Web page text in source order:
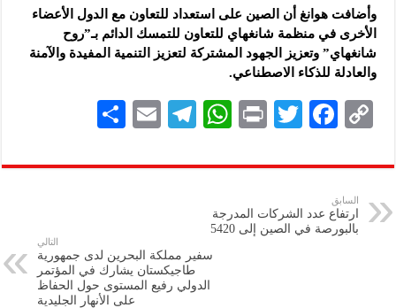
وأضافت هوانغ أن الصين على استعداد للتعاون مع الدول الأعضاء
الأخرى في منظمة شانغهاي للتعاون للتمسك الدائم بـ”روح
شانغهاي” وتعزيز الجهود المشتركة لتعزيز التنمية المفيدة والآمنة
والعادلة للذكاء الاصطناعي.
C
p
y
Li
F
eb
k
T
tt
P
nt
W
at
p
p
Te
gr
E
ai
ar
السابق
ارتفاع عدد الشركات المدرجة
بالبورصة في الصين إلى 5420
التالي
سفير مملكة البحرين لدى جمهورية
طاجيكستان يشارك في المؤتمر
الدولي رفيع المستوى حول الحفاظ
على الأنهار الجليدية